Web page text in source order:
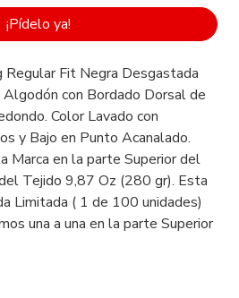
¡Pídelo ya!
Regular Fit Negra Desgastada
Algodón con Bordado Dorsal de
Color Lavado con
y Bajo en Punto Acanalado.
Marca en la parte Superior del
Tejido 9,87 Oz (280 gr). Esta
Limitada ( 1 de 100 unidades)
una a una en la parte Superior